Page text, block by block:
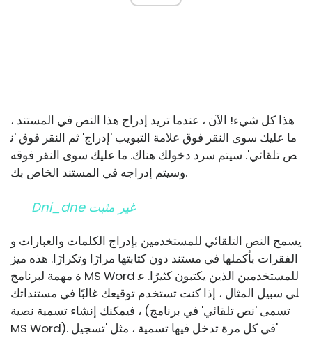
هذا كل شيء! الآن ، عندما تريد إدراج هذا النص في المستند ،
ما عليك سوى النقر فوق علامة التبويب 'إدراج' ثم النقر فوق 'ن
ص تلقائي'. سيتم سرد دخولك هناك. ما عليك سوى النقر فوقه
وسيتم إدراجه في المستند الخاص بك.
Dni_dne غير مثبت
يسمح النص التلقائي للمستخدمين بإدراج الكلمات والعبارات و
الفقرات بأكملها في مستند دون كتابتها مرارًا وتكرارًا. هذه ميز
ة مهمة لبرنامج MS Word للمستخدمين الذين يكتبون كثيرًا. ع
لى سبيل المثال ، إذا كنت تستخدم توقيعك غالبًا في مستنداتك
، فيمكنك إنشاء تسمية نصية (تسمى 'نص تلقائي' في برنامج
MS Word). في كل مرة تدخل فيها تسمية ، مثل 'تسجيل'